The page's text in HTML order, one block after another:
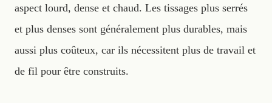
aspect lourd, dense et chaud. Les tissages plus serrés
et plus denses sont généralement plus durables, mais
aussi plus coûteux, car ils nécessitent plus de travail et
de fil pour être construits.